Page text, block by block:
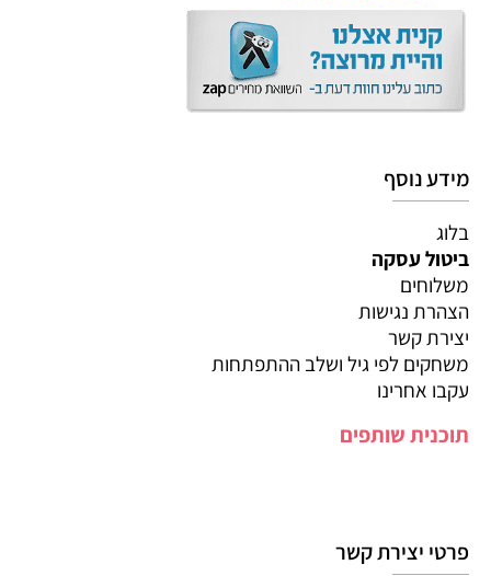
מידע נוסף
בלוג
ביטול עסקה
משלוחים
הצהרת נגישות
יצירת קשר
משחקים לפי גיל ושלב ההתפתחות
עקבו אחרינו
תוכנית שותפים
פרטי יצירת קשר